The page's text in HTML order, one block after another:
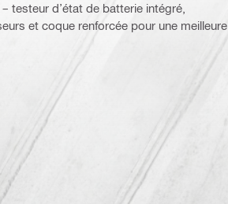
testeur d’état de batterie intégré,
et coque renforcée pour une meilleure